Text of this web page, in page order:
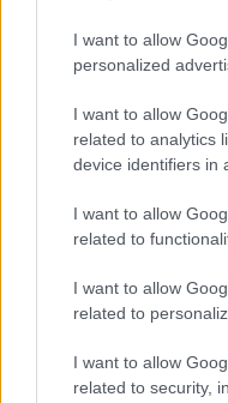
I want to allow
personalized
I want to allow
related to analytics
device identifiers in
I want to allow
related to
I want to allow
related to
I want to allow
related to security,
οφθαλμαπατών και
“Closes”του
θα μάθετε για τις
συγγραφέων της
ανακαλύψετε έναν
παρελθόντος, σε
άγνωστο από ποιους
αφήνουν χώρο για
Μπουντρούμια του